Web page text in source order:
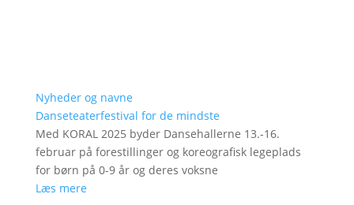
Nyheder og navne
Danseteaterfestival for de mindste
Med KORAL 2025 byder Dansehallerne 13.-16.
februar på forestillinger og koreografisk legeplads
for børn på 0-9 år og deres voksne
Læs mere